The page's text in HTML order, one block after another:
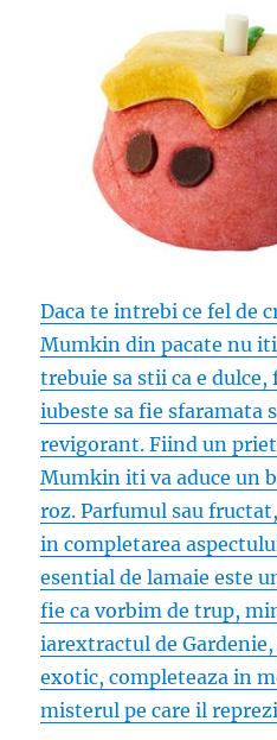
Daca te intrebi ce fel de
Mumkin din pacate nu
trebuie sa stii ca e
iubeste sa fie sfaramata
revigorant. Fiind un
Mumkin iti va aduce un
roz. Parfumul sau
in completarea
esential de lamaie este
fie ca vorbim de trup,
iarextractul de
exotic, completeaza in
misterul pe care il